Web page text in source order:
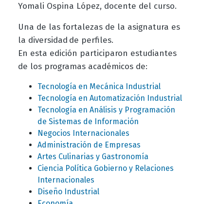
Yomali Ospina López, docente del curso.
Una de las fortalezas de la asignatura es
la diversidad de perfiles.
En esta edición participaron estudiantes
de los programas académicos de:
Tecnología en Mecánica Industrial
Tecnología en Automatización Industrial
Tecnología en Análisis y Programación
de Sistemas de Información
Negocios Internacionales
Administración de Empresas
Artes Culinarias y Gastronomía
Ciencia Política Gobierno y Relaciones
Internacionales
Diseño Industrial